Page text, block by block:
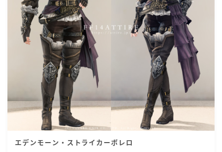
エデンモーン・ストライカーボレロ